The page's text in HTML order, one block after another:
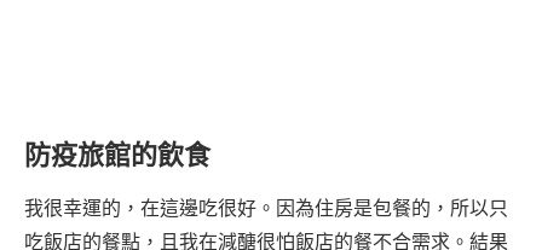
防疫旅館的飲食
我很幸運的，在這邊吃很好。因為住房是包餐的，所以只
吃飯店的餐點，且我在減醣很怕飯店的餐不合需求。結果